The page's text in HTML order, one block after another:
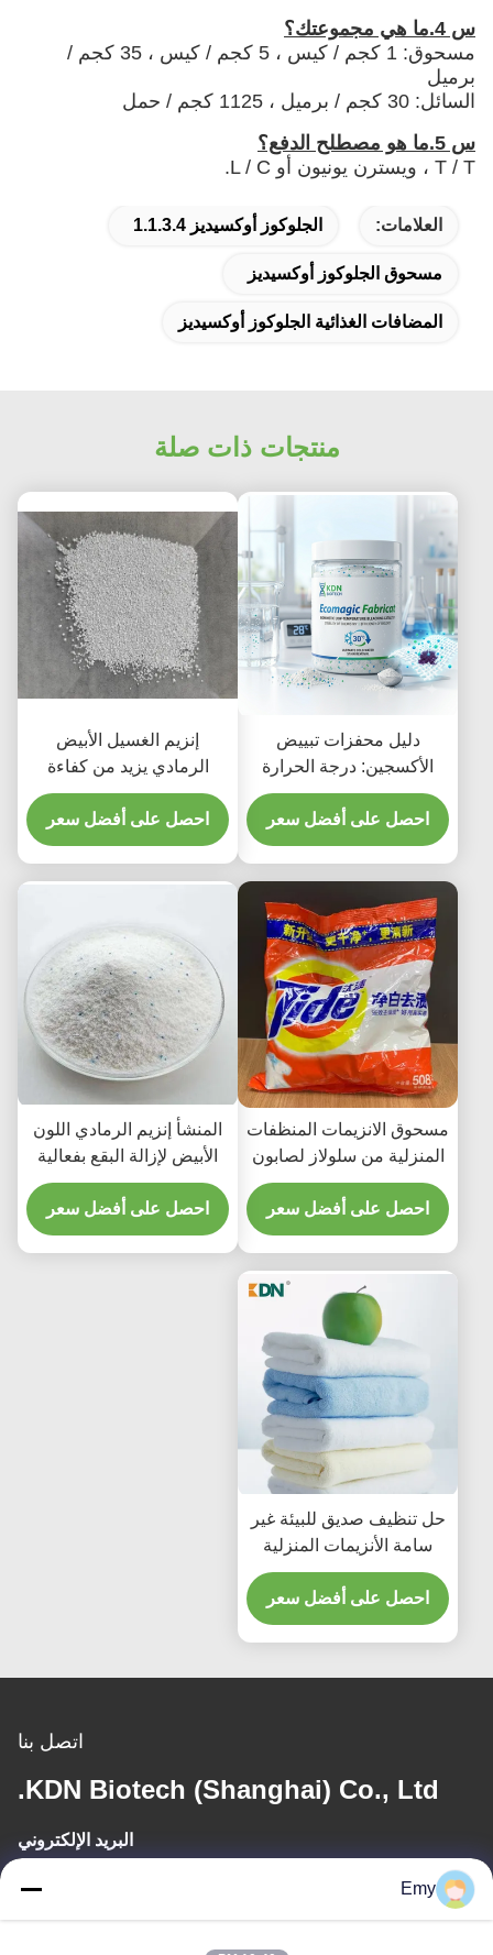
س 4.ما هي مجموعتك؟
مسحوق: 1 كجم / كيس ، 5 كجم / كيس ، 35 كجم /
برميل
السائل: 30 كجم / برميل ، 1125 كجم / حمل
س 5.ما هو مصطلح الدفع؟
T / T ، ويسترن يونيون أو L / C.
العلامات: الجلوكوز أوكسيديز 1.1.3.4
مسحوق الجلوكوز أوكسيديز
المضافات الغذائية الجلوكوز أوكسيديز
منتجات ذات صلة
دليل محفزات تبييض
الأكسجين: درجة الحرارة
المنخفضة؟ | كيه دي ان
للتكنولوجيا الحيوية
احصل على أفضل سعر
إنزيم الغسيل الأبيض
الرمادي يزيد من كفاءة
غسيل الملابس
احصل على أفضل سعر
مسحوق الانزيمات المنظفات
المنزلية من سلولاز لصابون
الملابس اكثر اشراقا ونظافة
احصل على أفضل سعر
المنشأ إنزيم الرمادي اللون
الأبيض لإزالة البقع بفعالية
احصل على أفضل سعر
حل تنظيف صديق للبيئة غير
سامة الأنزيمات المنزلية
مواد التنظيف تحسين
احصل على أفضل سعر
اتصل بنا
KDN Biotech (Shanghai) Co., Ltd.
البريد الإلكتروني
panxy@vlandgroup.com
Emy